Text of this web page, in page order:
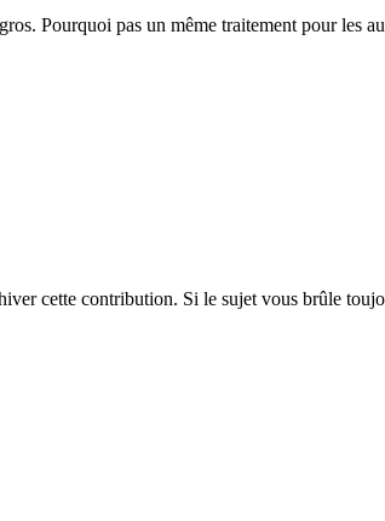
Pourquoi pas un même traitement pour les
cette contribution. Si le sujet vous brûle